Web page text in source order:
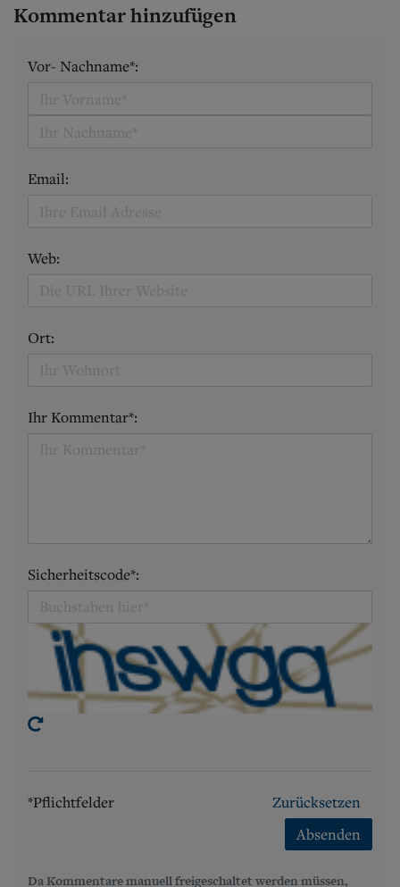
Kommentar hinzufügen
Vor- Nachname*:
Email:
Web:
Ort:
Ihr Kommentar*:
Sicherheitscode*:
*Pflichtfelder
Zurücksetzen
Absenden
Da Kommentare manuell freigeschaltet werden müssen,